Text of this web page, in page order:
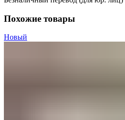
Похожие товары
Новый